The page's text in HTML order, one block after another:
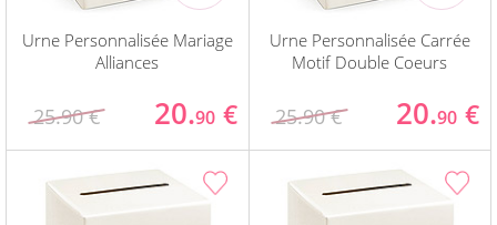
Urne Personnalisée Mariage
Alliances
25.90 € 20.90 €
Urne Personnalisée Carrée
Motif Double Coeurs
25.90 € 20.90 €